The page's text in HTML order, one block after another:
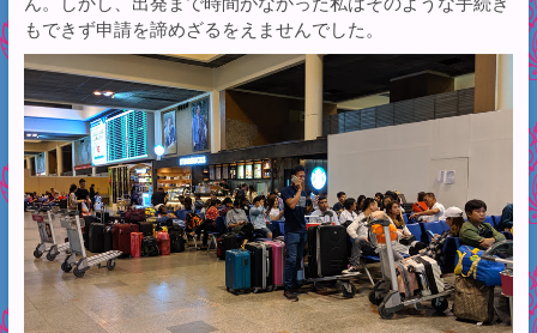
もできず申請を諦めざるをえませんでした。